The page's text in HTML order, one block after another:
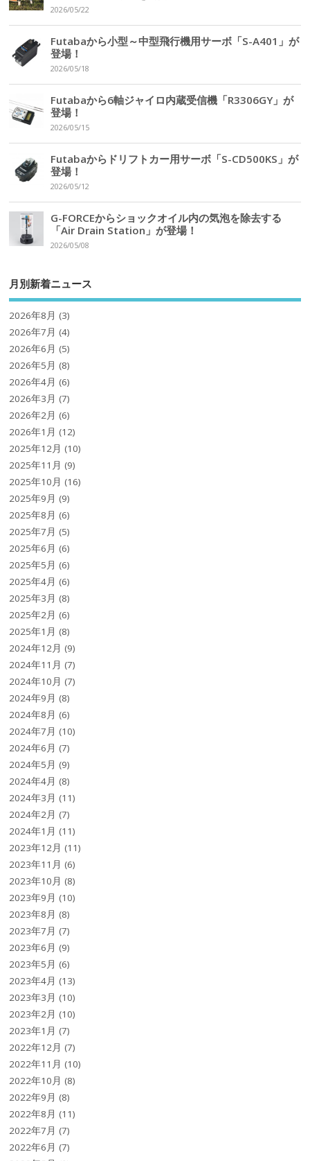
2026/05/22
Futabaから小型～中型飛行機用サーボ「S-A401」が
登場！
2026/05/18
Futabaから6軸ジャイロ内蔵受信機「R3306GY」が
登場！
2026/05/15
Futabaからドリフトカー用サーボ「S-CD500KS」が
登場！
2026/05/12
G-FORCEからショックオイル内の気泡を除去する
「Air Drain Station」が登場！
2026/05/08
月別新着ニュース
2026年8月 (3)
2026年7月 (4)
2026年6月 (5)
2026年5月 (8)
2026年4月 (6)
2026年3月 (7)
2026年2月 (6)
2026年1月 (12)
2025年12月 (10)
2025年11月 (9)
2025年10月 (16)
2025年9月 (9)
2025年8月 (6)
2025年7月 (5)
2025年6月 (6)
2025年5月 (6)
2025年4月 (6)
2025年3月 (8)
2025年2月 (6)
2025年1月 (8)
2024年12月 (9)
2024年11月 (7)
2024年10月 (7)
2024年9月 (8)
2024年8月 (6)
2024年7月 (10)
2024年6月 (7)
2024年5月 (9)
2024年4月 (8)
2024年3月 (11)
2024年2月 (7)
2024年1月 (11)
2023年12月 (11)
2023年11月 (6)
2023年10月 (8)
2023年9月 (10)
2023年8月 (8)
2023年7月 (7)
2023年6月 (9)
2023年5月 (6)
2023年4月 (13)
2023年3月 (10)
2023年2月 (10)
2023年1月 (7)
2022年12月 (7)
2022年11月 (10)
2022年10月 (8)
2022年9月 (8)
2022年8月 (11)
2022年7月 (7)
2022年6月 (7)